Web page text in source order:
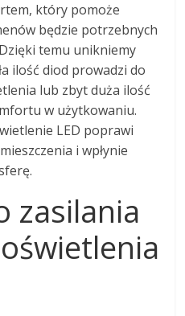
który pomoże
będzie potrzebnych
temu unikniemy
ilość diod prowadzi do
lub zbyt duża ilość
w użytkowaniu.
LED poprawi
i wpłynie
zasilania